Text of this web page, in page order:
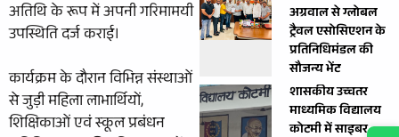
अतिथि के रूप में अपनी गरिमामयी
उपस्थिति दर्ज कराई।
कार्यक्रम के दौरान विभिन्न संस्थाओं
से जुड़ी महिला लाभार्थियों,
शिक्षिकाओं एवं स्कूल प्रबंधन
अग्रवाल से ग्लोबल
ट्रैवल एसोसिएशन के
प्रतिनिधिमंडल की
सौजन्य भेंट
शासकीय उच्चतर
माध्यमिक विद्यालय
कोटमी में साइबर